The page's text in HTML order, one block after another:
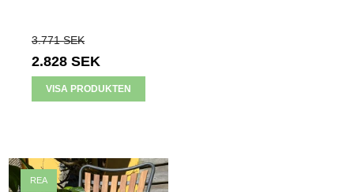
3.771 SEK
2.828 SEK
VISA PRODUKTEN
REA